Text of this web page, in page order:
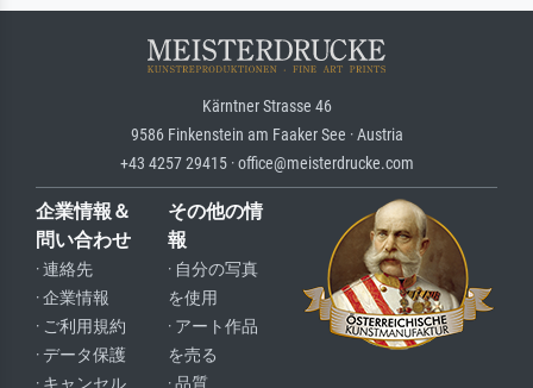
Kärntner Strasse 46
9586 Finkenstein am Faaker See · Austria
+43 4257 29415 · office@meisterdrucke.com
企業情報＆
問い合わせ
· 連絡先
· 企業情報
· ご利用規約
· データ保護
· キャンセル
その他の情
報
· 自分の写真
を使用
· アート作品
を売る
· 品質